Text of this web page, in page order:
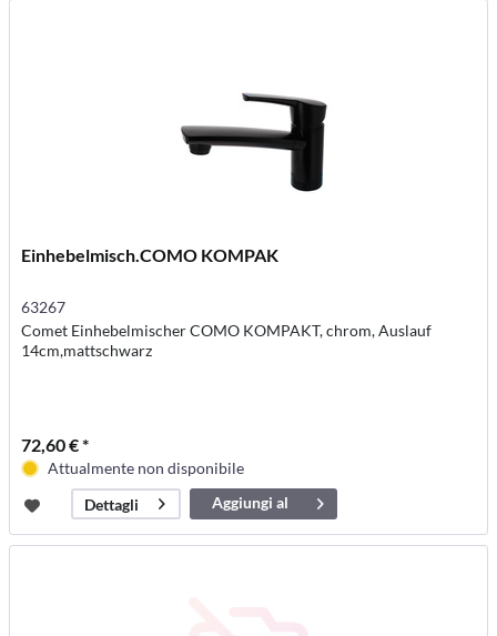
Einhebelmisch.COMO KOMPAK
63267
Comet Einhebelmischer COMO KOMPAKT, chrom, Auslauf
14cm,mattschwarz
72,60 € *
Attualmente non disponibile
Dettagli
Aggiungi al
carrello